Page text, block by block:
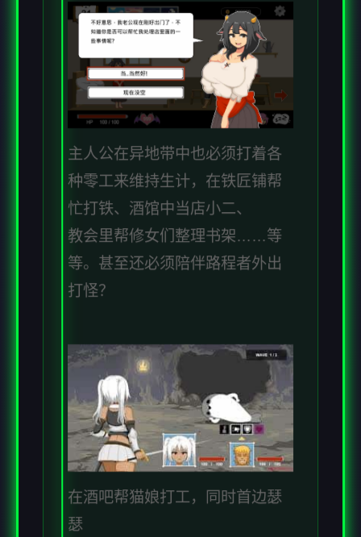
主人公在异地带中也必须打着各
种零工来维持生计，在铁匠铺帮
忙打铁、酒馆中当店小二、
教会里帮修女们整理书架……等
等。甚至还必须陪伴路程者外出
打怪？
在酒吧帮猫娘打工，同时首边瑟
瑟